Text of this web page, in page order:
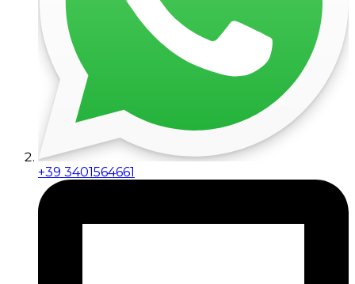
+39 3401564661